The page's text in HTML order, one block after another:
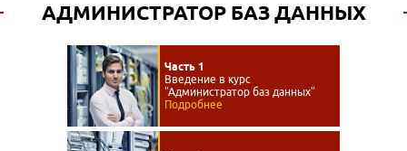
АДМИНИСТРАТОР БАЗ ДАННЫХ
Часть 1
Введение в курс
"Администратор баз данных"
Подробнее